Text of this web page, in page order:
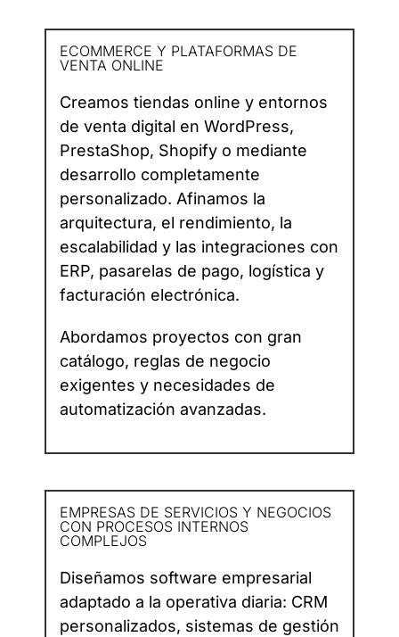
ECOMMERCE Y PLATAFORMAS DE
VENTA ONLINE
Creamos tiendas online y entornos
de venta digital en WordPress,
PrestaShop, Shopify o mediante
desarrollo completamente
personalizado. Afinamos la
arquitectura, el rendimiento, la
escalabilidad y las integraciones con
ERP, pasarelas de pago, logística y
facturación electrónica.
Abordamos proyectos con gran
catálogo, reglas de negocio
exigentes y necesidades de
automatización avanzadas.
EMPRESAS DE SERVICIOS Y NEGOCIOS
CON PROCESOS INTERNOS
COMPLEJOS​
Diseñamos software empresarial
adaptado a la operativa diaria: CRM
personalizados, sistemas de gestión